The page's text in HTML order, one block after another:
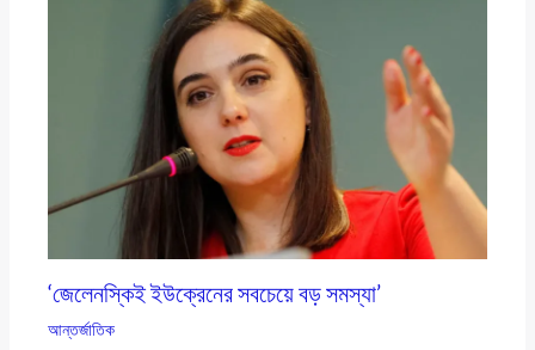
‘জেলেনস্কিই ইউক্রেনের সবচেয়ে বড় সমস্যা’
আন্তর্জাতিক